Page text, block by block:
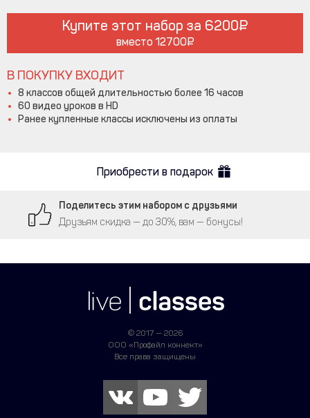
Купите этот набор за 6200
вместо 12700
В ПОКУПКУ ВХОДИТ
8 классов общей длительностью более 16 часов
60 видео уроков в HD
Ранее купленные классы исключены из оплаты
Приобрести в подарок
Поделитесь этим набором с друзьями
Друзьям скидка — до 30%, вам — бонусы!
© 2017 — 2026
ООО «Профайл коннект»
Все права защищены